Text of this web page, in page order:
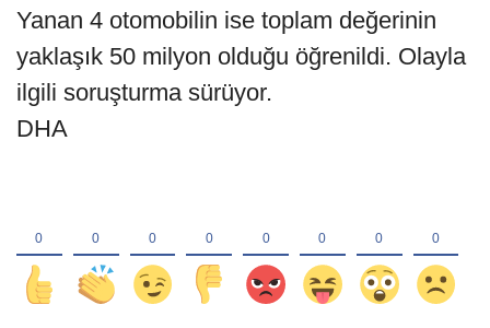
Yanan 4 otomobilin ise toplam değerinin
yaklaşık 50 milyon olduğu öğrenildi. Olayla
ilgili soruşturma sürüyor.
DHA